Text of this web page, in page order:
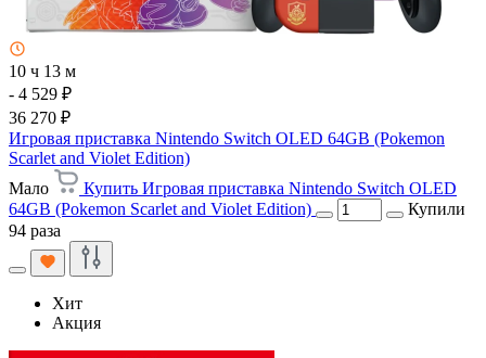
10 ч 13 м
- 4 529 ₽
36 270 ₽
Игровая приставка Nintendo Switch OLED 64GB (Pokemon
Scarlet and Violet Edition)
Мало
Купить Игровая приставка Nintendo Switch OLED
64GB (Pokemon Scarlet and Violet Edition)
Купили
94 раза
Хит
Акция